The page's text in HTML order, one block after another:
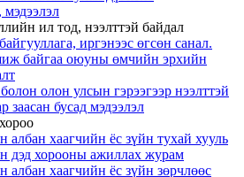
ил тод, нээлттэй байдал
иргэнээс өгсөн санал.
байгаа оюуны өмчийн эрхийн
олон улсын гэрээгээр нээлттэй
заасан бусад мэдээлэл
албан хаагчийн ёс зүйн тухай хууль
дэд хорооны ажиллах журам
албан хаагчийн ёс зүйн зөрчлөөс